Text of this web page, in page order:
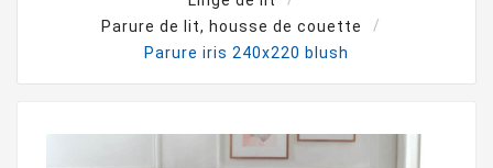
Parure de lit, housse de couette
Parure iris 240x220 blush